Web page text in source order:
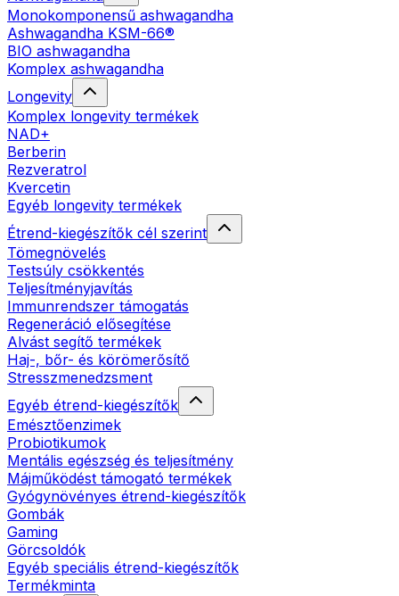
Monokomponensű ashwagandha
Ashwagandha KSM-66®
BIO ashwagandha
Komplex ashwagandha
Longevity
Komplex longevity termékek
NAD+
Berberin
Rezveratrol
Kvercetin
Egyéb longevity termékek
Étrend-kiegészítők cél szerint
Tömegnövelés
Testsúly csökkentés
Teljesítményjavítás
Immunrendszer támogatás
Regeneráció elősegítése
Alvást segítő termékek
Haj-, bőr- és körömerősítő
Stresszmenedzsment
Egyéb étrend-kiegészítők
Emésztőenzimek
Probiotikumok
Mentális egészség és teljesítmény
Májműködést támogató termékek
Gyógynövényes étrend-kiegészítők
Gombák
Gaming
Görcsoldók
Egyéb speciális étrend-kiegészítők
Termékminta